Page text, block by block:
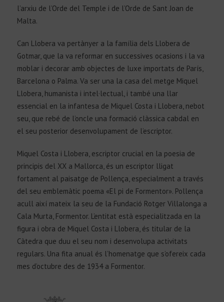
l’arxiu de l’Orde del Temple i de l’Orde de Sant Joan de
Malta.
Can Llobera va pertànyer a la família dels Llobera de
Gotmar, que la va reformar en successives ocasions i la va
moblar i decorar amb objectes de luxe importats de París,
Barcelona o Palma. Va ser una la casa del metge Miquel
Llobera, humanista i intel·lectual, i també una llar
essencial en la infantesa de Miquel Costa i Llobera, nebot
seu, que rebé de l’oncle una formació clàssica cabdal en
el seu posterior desenvolupament de l’escriptor.
Miquel Costa i Llobera, escriptor crucial en la poesia de
principis del XX a Mallorca, és un escriptor lligat
fortament al paisatge de Pollença, especialment a través
del seu emblemàtic poema «El pi de Formentor». Pollença
acull així mateix la seu de la Fundació Rotger Villalonga a
Cala Murta, Formentor. L’entitat està especialitzada en la
figura i obra de Miquel Costa i Llobera, és titular de la
Càtedra que duu el seu nom i desenvolupa activitats
regulars. Una fita anual és l’homenatge que s’ofereix cada
mes d’octubre des de 1934 a Formentor.